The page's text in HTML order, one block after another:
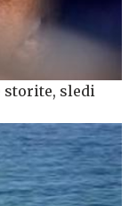
storite, sledi